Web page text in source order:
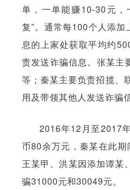
单，一单能赚10-30元
复”。通常每100个人添
息的上家处获取平均约
责发送诈骗信息。张某主
等；秦某主要负责招揽、
用及带领其他人发送诈骗
2016年12月至2017
币80余万元，秦某在此
王某甲、洪某因添加谭某
骗31000元和30049元。